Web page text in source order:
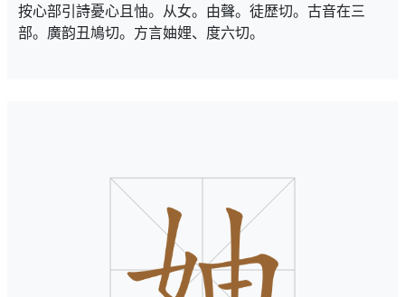
按心部引詩憂心且怞。从女。由聲。徒歴切。古音在三
部。廣韵丑鳩切。方言妯娌、度六切。